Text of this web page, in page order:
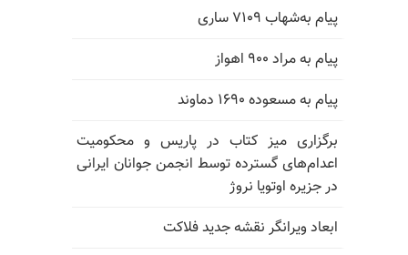
پیام به‌شهاب ۷۱۰۹ ساری
پیام به مراد ۹۰۰ اهواز
پیام به مسعوده ۱۶۹۰ دماوند
برگزاری میز کتاب در پاریس و محکومیت
اعدام‌های گسترده توسط انجمن جوانان ایرانی
در جزیره اوتویا نروژ
ابعاد ویرانگر نقشه جدید فلاکت